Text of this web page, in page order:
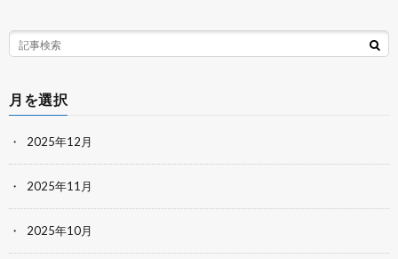
月を選択
2025年12月
2025年11月
2025年10月